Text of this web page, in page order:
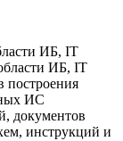
ИБ, IT
ИБ, IT
построения
ИС
документов
инструкций и